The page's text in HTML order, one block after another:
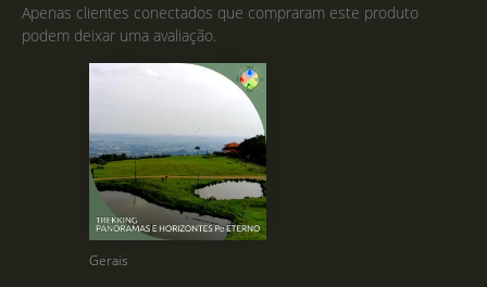
Apenas clientes conectados que compraram este produto
podem deixar uma avaliação.
Gerais